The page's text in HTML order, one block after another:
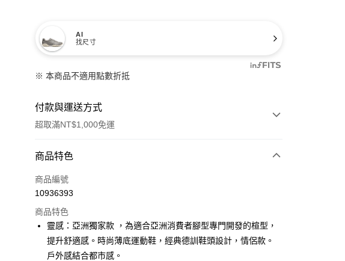
AI
找尺寸
※ 本商品不適用點數折抵
付款與運送方式
超取滿NT$1,000免運
付款方式
信用卡一次付款
3 期 0 利率 每期 NT$1,660 21家銀行
合作金庫商業銀行
第一商業銀行
華南商業銀行
LINE Pay
商品特色
商品編號
10936393
商品特色
靈感：亞洲獨家款 ，為適合亞洲消費者腳型專門開發的楦型，
提升舒適感。時尚薄底運動鞋，經典德訓鞋頭設計，情侶款。
戶外感結合都市感。